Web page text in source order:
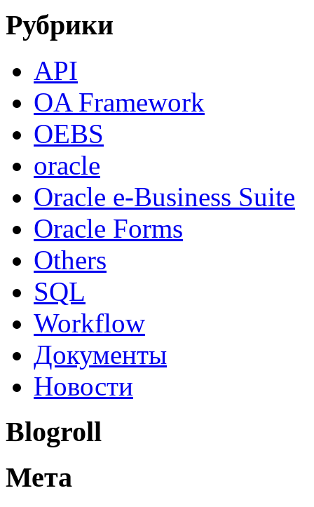
Рубрики
API
OA Framework
OEBS
oracle
Oracle e-Business Suite
Oracle Forms
Others
SQL
Workflow
Документы
Новости
Blogroll
Мета